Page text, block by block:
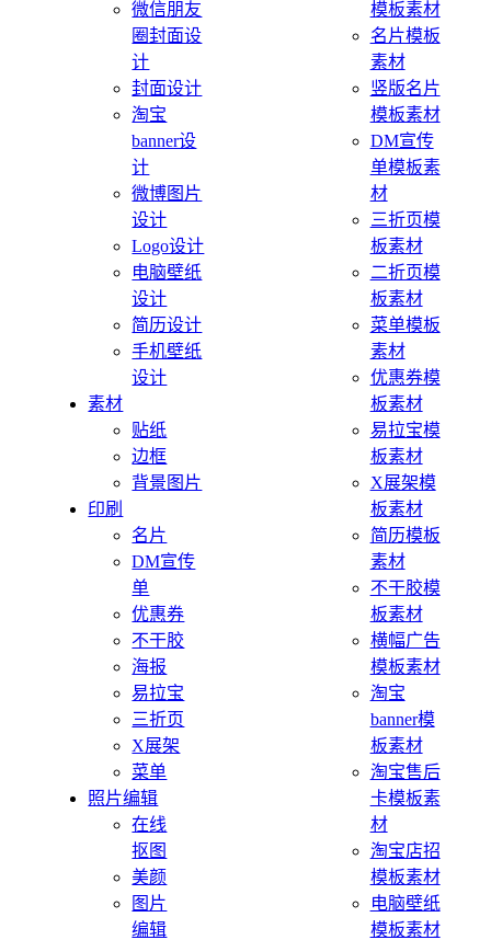
微信朋友
圈封面设
计
封面设计
淘宝
banner设
计
微博图片
设计
Logo设计
电脑壁纸
设计
简历设计
手机壁纸
设计
素材
贴纸
边框
背景图片
印刷
名片
DM宣传
单
优惠券
不干胶
海报
易拉宝
三折页
X展架
菜单
照片编辑
在线
抠图
美颜
图片
编辑
模板素材
名片模板
素材
竖版名片
模板素材
DM宣传
单模板素
材
三折页模
板素材
二折页模
板素材
菜单模板
素材
优惠券模
板素材
易拉宝模
板素材
X展架模
板素材
简历模板
素材
不干胶模
板素材
横幅广告
模板素材
淘宝
banner模
板素材
淘宝售后
卡模板素
材
淘宝店招
模板素材
电脑壁纸
模板素材